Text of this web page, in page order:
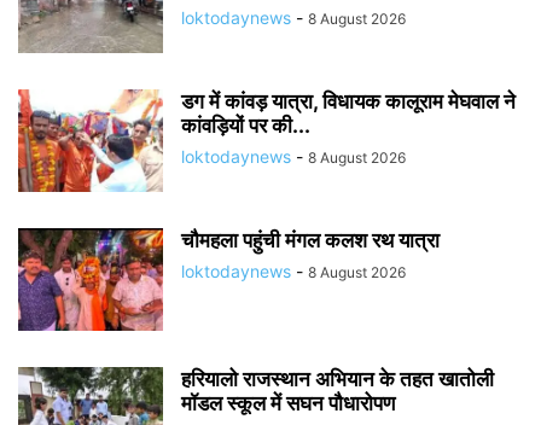
loktodaynews - 8 August 2026
डग में कांवड़ यात्रा, विधायक कालूराम मेघवाल ने
कांवड़ियों पर की...
loktodaynews - 8 August 2026
चौमहला पहुंची मंगल कलश रथ यात्रा
loktodaynews - 8 August 2026
हरियालो राजस्थान अभियान के तहत खातोली
मॉडल स्कूल में सघन पौधारोपण